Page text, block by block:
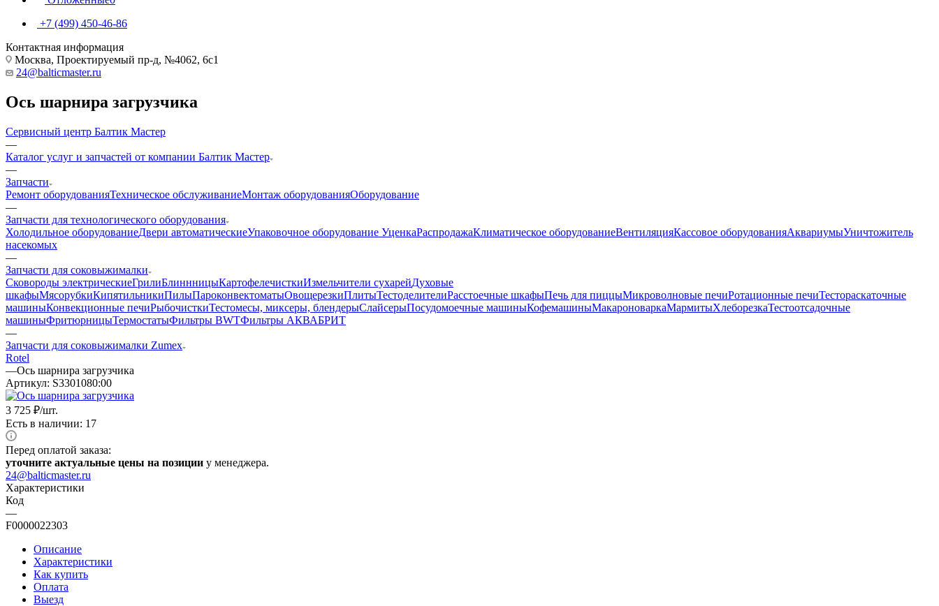
+7 (499) 450-46-86
Контактная информация
Москва, Проектируемый пр-д, №4062, 6с1
24@balticmaster.ru
Ось шарнира загрузчика
Сервисный центр Балтик Мастер
—
Каталог услуг и запчастей от компании Балтик Мастер
—
Запчасти
Ремонт оборудованияТехническое обслуживаниеМонтаж оборудованияОборудование
—
Запчасти для технологического оборудования
Холодильное оборудованиеДвери автоматическиеУпаковочное оборудование УценкаРаспродажаКлиматическое оборудованиеВентиляцияКассовое оборудованияАквариумыУничтожитель
насекомых
—
Запчасти для соковыжималки
Cковороды электрическиеГрилиБлиннницыКартофелечисткиИзмельчители сухарейДуховые
шкафыМясорубкиКипятильникиПилыПароконвектоматыОвощерезкиПлитыТестоделителиРасстоечные шкафыПечь для пиццыМикроволновые печиРотационные печиТестораскаточные
машиныКонвекционные печиРыбочисткиТестомесы, миксеры, блендерыСлайсерыПосудомоечные машиныКофемашиныМакароноваркаМармитыХлеборезкаТестоотсадочные
машиныФритюрницыТермостатыФильтры BWTФильтры АКВАБРИТ
—
Запчасти для соковыжималки Zumex
Rotel
—Ось шарнира загрузчика
Артикул: S3301080:00
3 725 ₽/шт.
Есть в наличии: 17
Перед оплатой заказа:
уточните актуальные цены на позиции у менеджера.
24@balticmaster.ru
Характеристики
Код
—
F0000022303
Описание
Характеристики
Как купить
Оплата
Выезд